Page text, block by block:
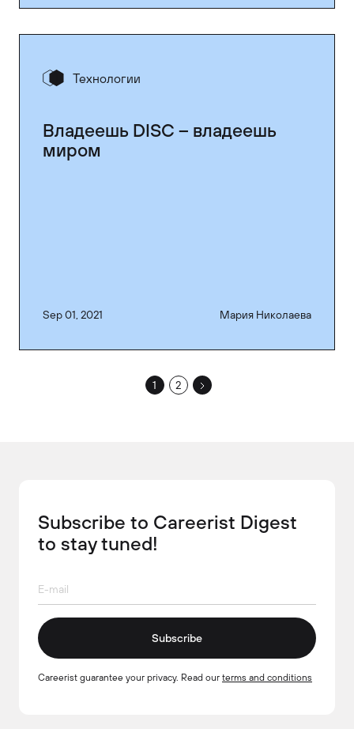
Технологии
Владеешь DISC – владеешь
миром
Sep 01, 2021 Мария Николаева
1 2
Subscribe to Careerist Digest
to stay tuned!
Subscribe
Careerist guarantee your privacy. Read our terms and conditions